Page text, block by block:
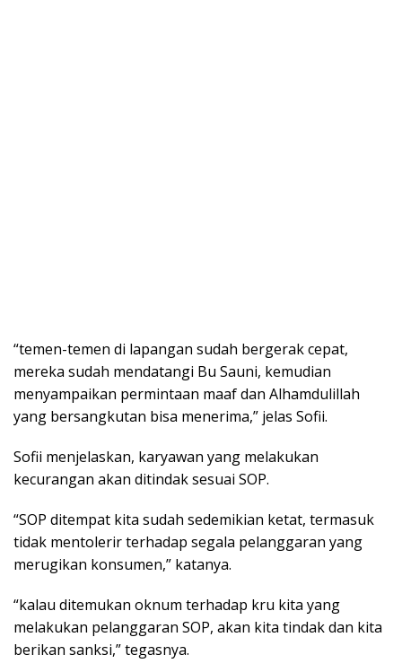
“temen-temen di lapangan sudah bergerak cepat,
mereka sudah mendatangi Bu Sauni, kemudian
menyampaikan permintaan maaf dan Alhamdulillah
yang bersangkutan bisa menerima,” jelas Sofii.
Sofii menjelaskan, karyawan yang melakukan
kecurangan akan ditindak sesuai SOP.
“SOP ditempat kita sudah sedemikian ketat, termasuk
tidak mentolerir terhadap segala pelanggaran yang
merugikan konsumen,” katanya.
“kalau ditemukan oknum terhadap kru kita yang
melakukan pelanggaran SOP, akan kita tindak dan kita
berikan sanksi,” tegasnya.